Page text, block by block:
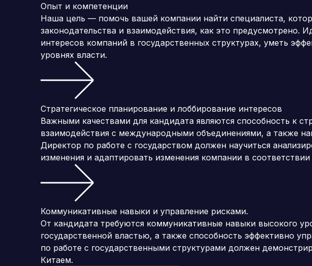
Франшиза
Опыт и компетенции
Наша цель — помочь вашей компании найти специалиста,
законодательства и взаимодействия, как это
интересов компаний в государственных структурах, уметь
уровнях власти.
Стратегическое планирование и лоббирование интересов
Важными качествами для кандидата являются способность к
взаимодействия с международными объединениями, а также
Директор по работе с государством должен научиться
изменения и адаптировать изменения компании в
Коммуникативные навыки и управление рисками.
От кандидата требуются коммуникативные навыки высокого
государственной властью, а также способность эффективно
по работе с государственными структурами должен
Китаем.